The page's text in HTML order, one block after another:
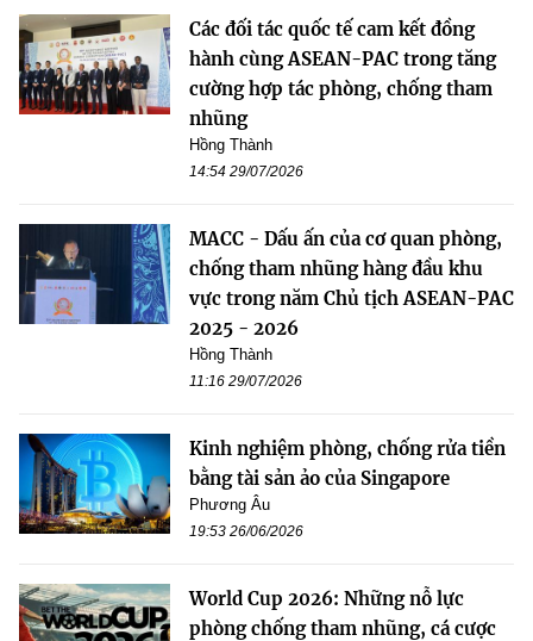
Các đối tác quốc tế cam kết đồng
hành cùng ASEAN-PAC trong tăng
cường hợp tác phòng, chống tham
nhũng
Hồng Thành
14:54 29/07/2026
MACC - Dấu ấn của cơ quan phòng,
chống tham nhũng hàng đầu khu
vực trong năm Chủ tịch ASEAN-PAC
2025 - 2026
Hồng Thành
11:16 29/07/2026
Kinh nghiệm phòng, chống rửa tiền
bằng tài sản ảo của Singapore
Phương Âu
19:53 26/06/2026
World Cup 2026: Những nỗ lực
phòng chống tham nhũng, cá cược